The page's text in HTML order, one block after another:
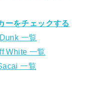
ーをチェックする
Dunk 一覧
White 一覧
一覧